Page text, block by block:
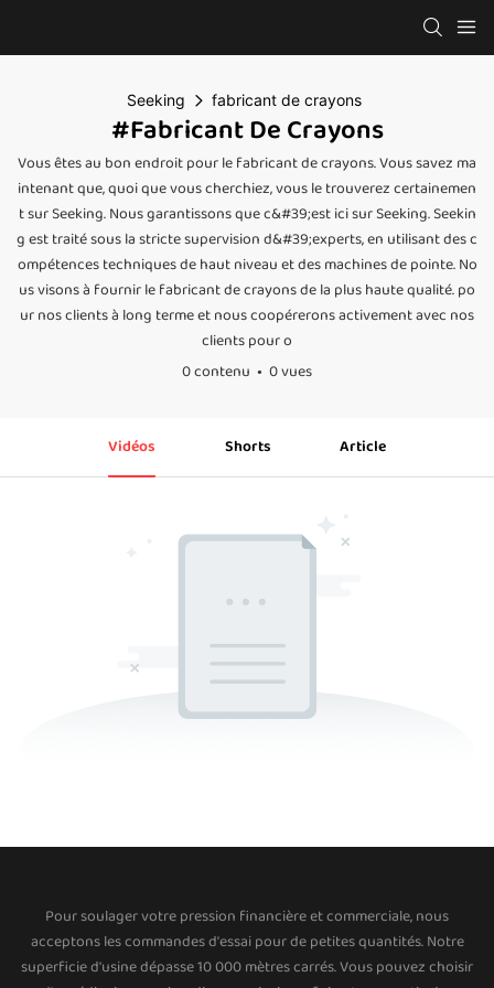
Seeking fabricant de crayons
#fabricant De Crayons
Vous êtes au bon endroit pour le fabricant de crayons. Vous savez ma
intenant que, quoi que vous cherchiez, vous le trouverez certainemen
t sur Seeking. Nous garantissons que c&#39;est ici sur Seeking. Seekin
g est traité sous la stricte supervision d&#39;experts, en utilisant des c
ompétences techniques de haut niveau et des machines de pointe. No
us visons à fournir le fabricant de crayons de la plus haute qualité. po
ur nos clients à long terme et nous coopérerons activement avec nos
clients pour o
0 contenu
0 vues
Vidéos Shorts Article
Pour soulager votre pression financière et commerciale, nous
acceptons les commandes d'essai pour de petites quantités. Notre
superficie d'usine dépasse 10 000 mètres carrés. Vous pouvez choisir